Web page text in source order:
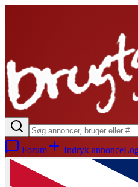
Forum Indryk annonce